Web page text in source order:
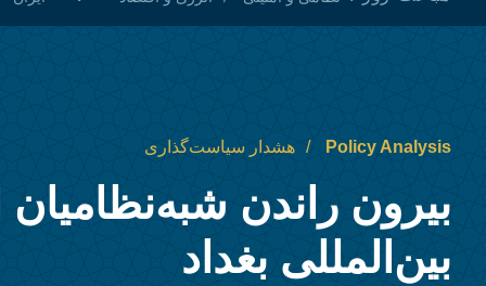
Policy Analysis هشدار سیاست‌گذاری
بیرون راندن
بین‌المللی بغداد